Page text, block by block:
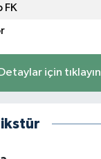
FK
Detaylar için tıklayın